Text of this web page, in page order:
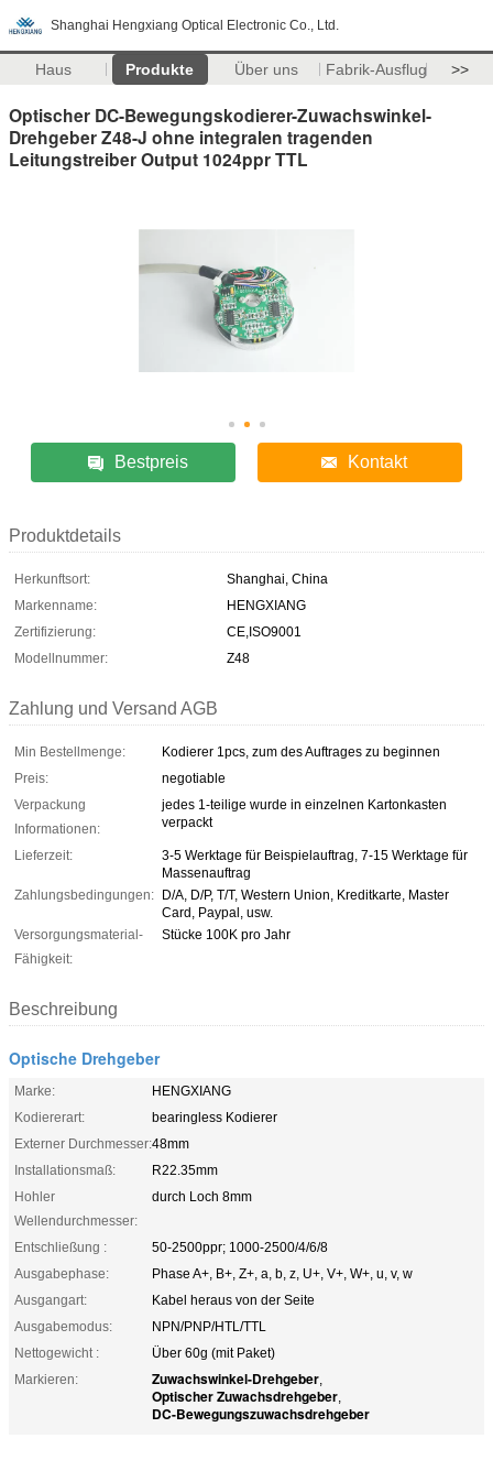
Shanghai Hengxiang Optical Electronic Co., Ltd.
Haus Produkte Über uns Fabrik-Ausflug >>
Optischer DC-Bewegungskodierer-Zuwachswinkel-
Drehgeber Z48-J ohne integralen tragenden
Leitungstreiber Output 1024ppr TTL
Bestpreis Kontakt
Produktdetails
Herkunftsort:
Shanghai, China
Markenname:
HENGXIANG
Zertifizierung:
CE,ISO9001
Modellnummer:
Z48
Zahlung und Versand AGB
Min Bestellmenge:
Kodierer 1pcs, zum des Auftrages zu beginnen
Preis:
negotiable
Verpackung
Informationen:
jedes 1-teilige wurde in einzelnen Kartonkasten
verpackt
Lieferzeit:
3-5 Werktage für Beispielauftrag, 7-15 Werktage für
Massenauftrag
Zahlungsbedingungen: D/A, D/P, T/T, Western Union, Kreditkarte, Master
Card, Paypal, usw.
Versorgungsmaterial-
Fähigkeit:
Stücke 100K pro Jahr
Beschreibung
Optische Drehgeber
Marke:
HENGXIANG
Kodiererart:
bearingless Kodierer
Externer Durchmesser:48mm
Installationsmaß:
R22.35mm
Hohler
Wellendurchmesser:
durch Loch 8mm
Entschließung :
50-2500ppr; 1000-2500/4/6/8
Ausgabephase:
Phase A+, B+, Z+, a, b, z, U+, V+, W+, u, v, w
Ausgangart:
Kabel heraus von der Seite
Ausgabemodus:
NPN/PNP/HTL/TTL
Nettogewicht :
Über 60g (mit Paket)
Markieren:
Zuwachswinkel-Drehgeber,
Optischer Zuwachsdrehgeber,
DC-Bewegungszuwachsdrehgeber